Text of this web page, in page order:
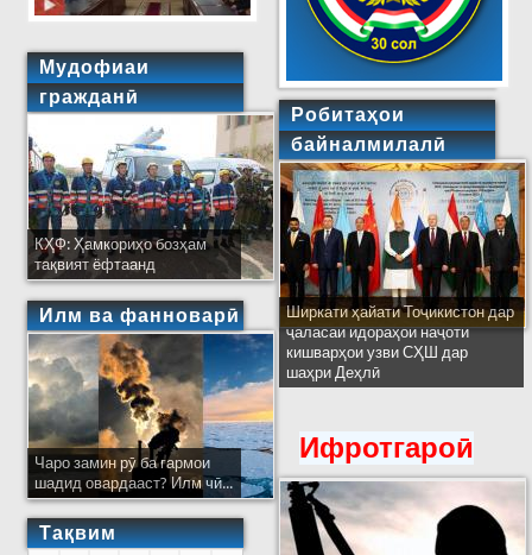
Мудофиаи
гражданӣ
КҲФ: Ҳамкориҳо бозҳам
тақвият ёфтаанд
Илм ва фанноварӣ
Чаро замин рӯ ба гармои
шадид овардааст? Илм чӣ...
Тақвим
Робитаҳои
байналмилалӣ
Ширкати ҳайати Тоҷикистон дар
ҷаласаи идораҳои наҷоти
кишварҳои узви СҲШ дар
шаҳри Деҳлӣ
Ифротгароӣ